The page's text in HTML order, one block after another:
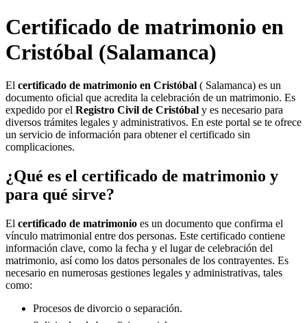
Certificado de matrimonio en
Cristóbal (Salamanca)
El certificado de matrimonio en Cristóbal ( Salamanca) es un
documento oficial que acredita la celebración de un matrimonio. Es
expedido por el Registro Civil de Cristóbal y es necesario para
diversos trámites legales y administrativos. En este portal se te ofrece
un servicio de información para obtener el certificado sin
complicaciones.
¿Qué es el certificado de matrimonio y
para qué sirve?
El certificado de matrimonio es un documento que confirma el
vínculo matrimonial entre dos personas. Este certificado contiene
información clave, como la fecha y el lugar de celebración del
matrimonio, así como los datos personales de los contrayentes. Es
necesario en numerosas gestiones legales y administrativas, tales
como:
Procesos de divorcio o separación.